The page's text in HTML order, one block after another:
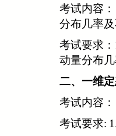
考试内容：
分布几率
考试要求：
动量分布
二、一维
考试内容：
考试要求: